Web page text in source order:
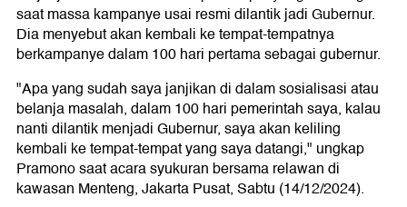
saat massa kampanye usai resmi dilantik jadi Gubernur.
Dia menyebut akan kembali ke tempat-tempatnya
berkampanye dalam 100 hari pertama sebagai gubernur.
"Apa yang sudah saya janjikan di dalam sosialisasi atau
belanja masalah, dalam 100 hari pemerintah saya, kalau
nanti dilantik menjadi Gubernur, saya akan keliling
kembali ke tempat-tempat yang saya datangi," ungkap
Pramono saat acara syukuran bersama relawan di
kawasan Menteng, Jakarta Pusat, Sabtu (14/12/2024).